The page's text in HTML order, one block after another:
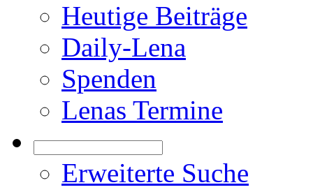
Heutige Beiträge
Daily-Lena
Spenden
Lenas Termine
Erweiterte Suche